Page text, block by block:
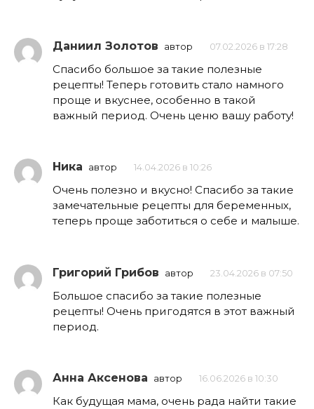
Даниил Золотов автор 07.02.2026 в 17:28
Спасибо большое за такие полезные
рецепты! Теперь готовить стало намного
проще и вкуснее, особенно в такой
важный период. Очень ценю вашу работу!
Ника автор 14.04.2026 в 10:26
Очень полезно и вкусно! Спасибо за такие
замечательные рецепты для беременных,
теперь проще заботиться о себе и малыше.
Григорий Грибов автор 23.04.2026 в 07:50
Большое спасибо за такие полезные
рецепты! Очень пригодятся в этот важный
период.
Анна Аксенова автор 16.06.2026 в 10:30
Как будущая мама, очень рада найти такие